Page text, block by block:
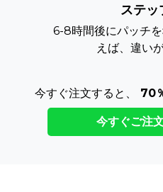
ステッ
6-8時間後にパッチ
えば、違い
今すぐ注文すると、 70
今すぐご注